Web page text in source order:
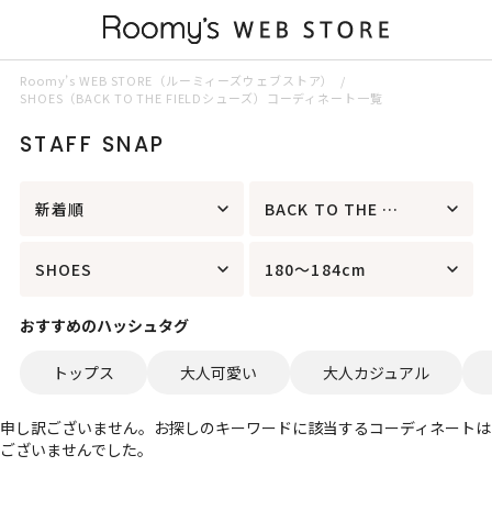
Roomy’s WEB STORE（ルーミィーズウェブストア）
SHOES（BACK TO THE FIELDシューズ）コーディネート一覧
STAFF SNAP
新着順 BACK TO THE FIELD
SHOES 180～184cm
おすすめのハッシュタグ
トップス 大人可愛い 大人カジュアル
申し訳ございません。お探しのキーワードに該当するコーディネートは
ございませんでした。